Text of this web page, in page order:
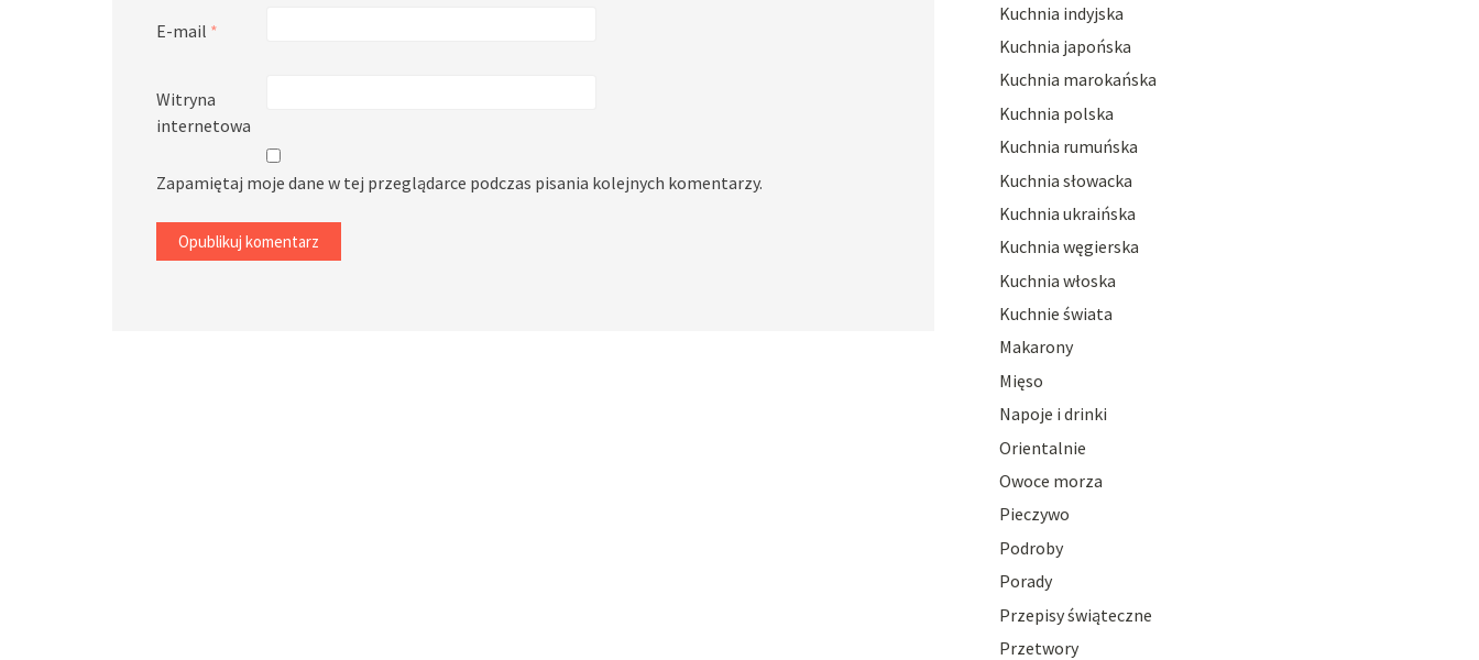
E-mail *
Witryna
internetowa
Zapamiętaj moje dane w tej przeglądarce podczas pisania kolejnych komentarzy.
Kuchnia indyjska
Kuchnia japońska
Kuchnia marokańska
Kuchnia polska
Kuchnia rumuńska
Kuchnia słowacka
Kuchnia ukraińska
Kuchnia węgierska
Kuchnia włoska
Kuchnie świata
Makarony
Mięso
Napoje i drinki
Orientalnie
Owoce morza
Pieczywo
Podroby
Porady
Przepisy świąteczne
Przetwory